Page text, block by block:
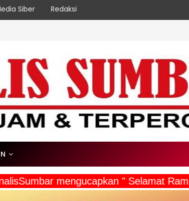
Siber Redaksi
mengucapkan " Selamat